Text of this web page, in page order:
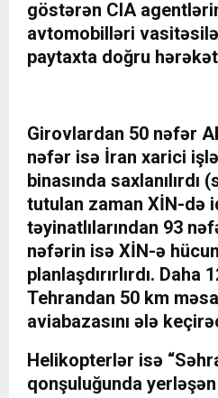
göstərən CIA
avtomobilləri
paytaxta doğru
Girovlardan 50 nəfər
nəfər isə İran xarici
binasında
tutulan zaman XİN-də
təyinatlılarından 93
nəfərin isə XİN-ə
planlaşdırırlırdı. Daha
Tehrandan 50 km
aviabazasını ələ
Helikopterlər isə
qonşuluğunda